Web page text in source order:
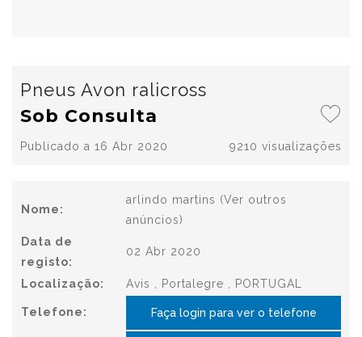
Pneus Avon ralicross
Sob Consulta
Publicado a 16 Abr 2020 9210 visualizações
Nome:
arlindo martins (Ver outros
anúncios)
Data de
registo:
02 Abr 2020
Localização: Avis , Portalegre , PORTUGAL
Telefone: Faça login para ver o telefone